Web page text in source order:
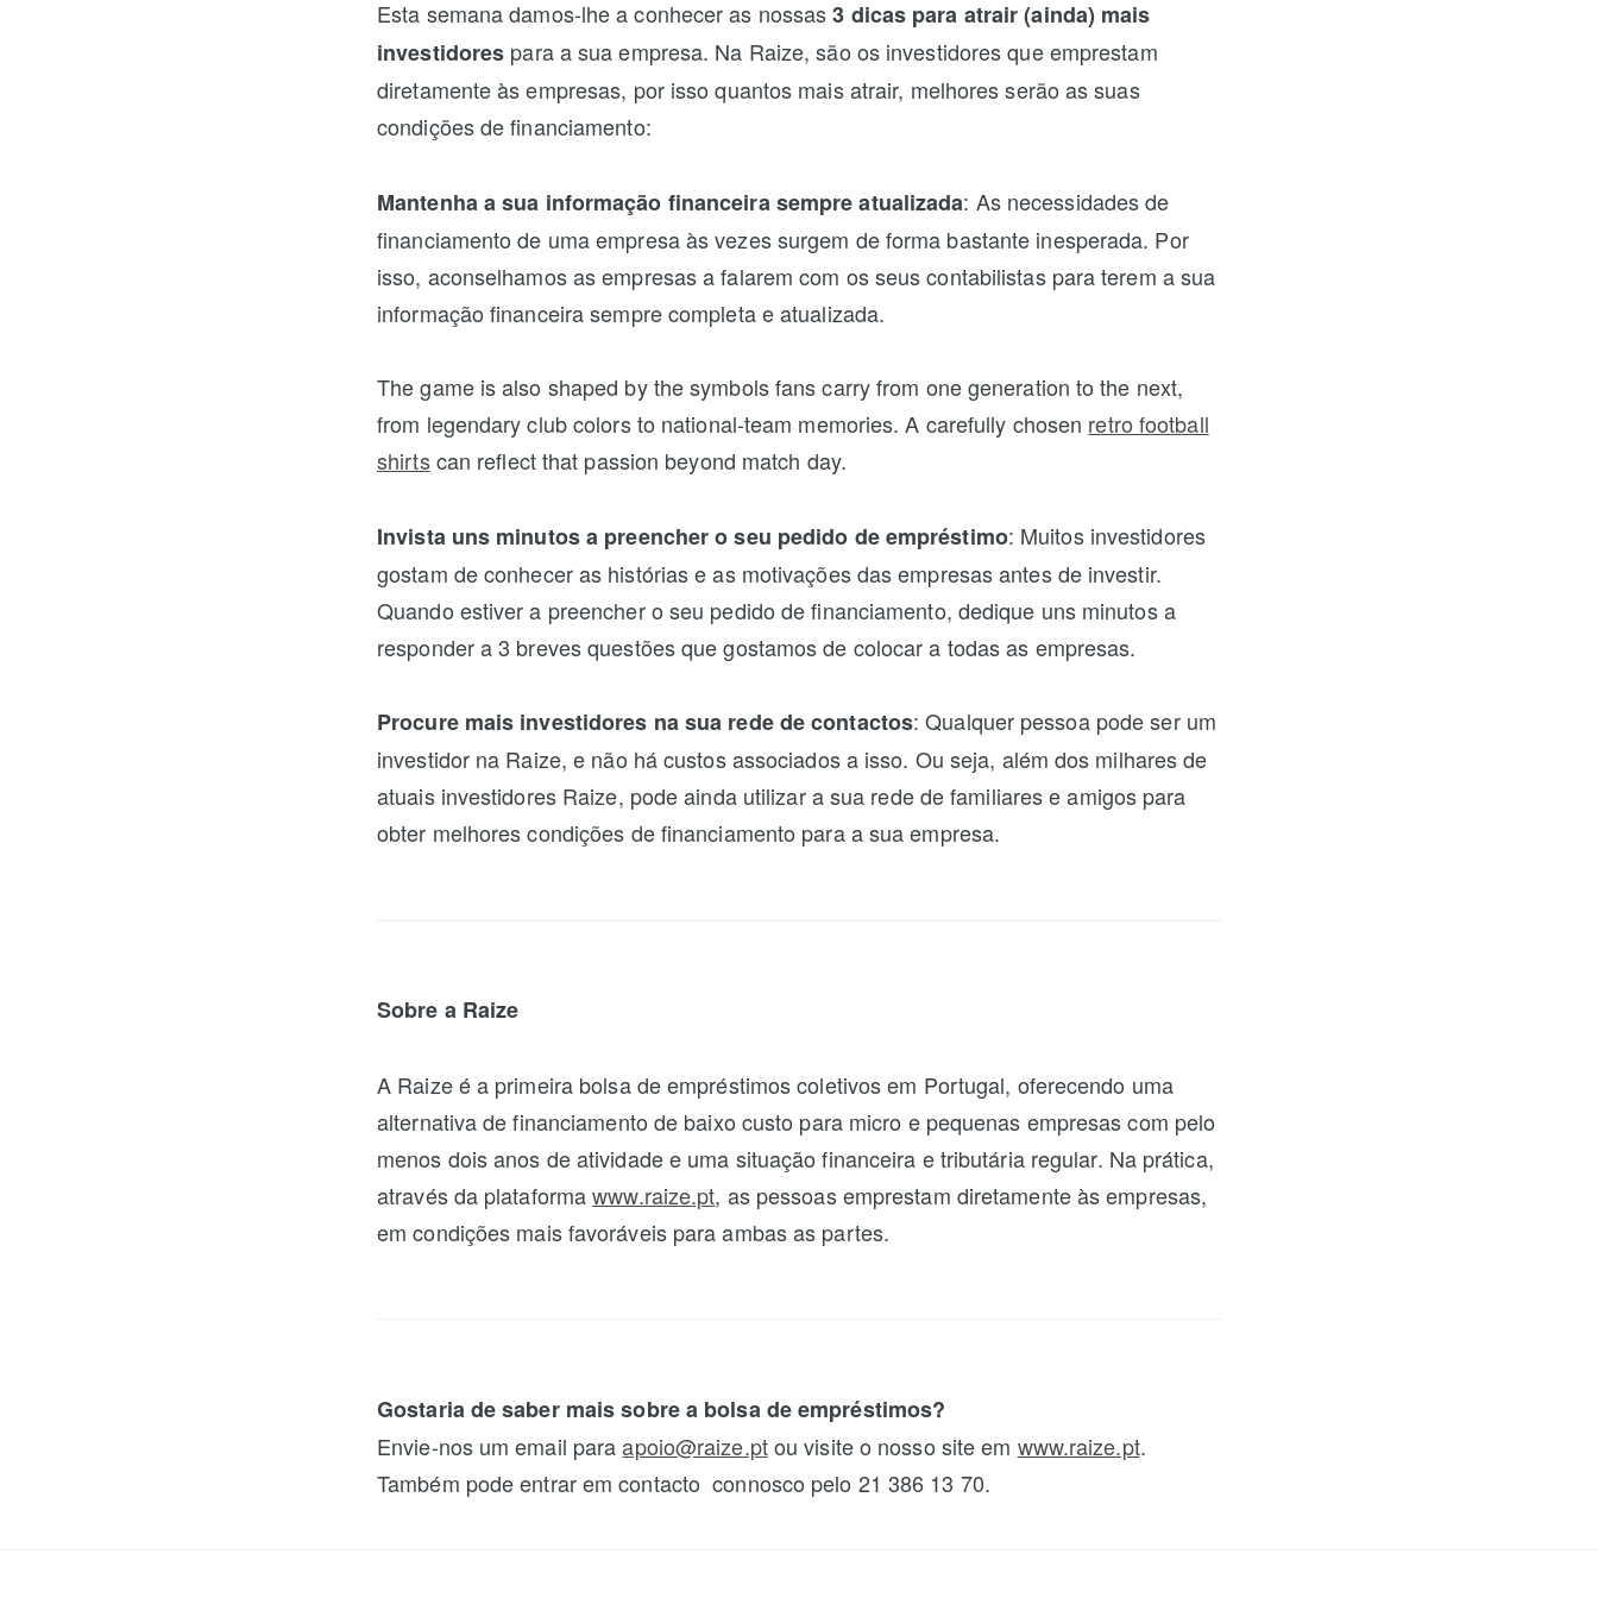
Esta semana damos-lhe a conhecer as nossas3 dicas para atrair (ainda) mais
investidores para a sua empresa. Na Raize, são os investidores que emprestam
diretamente às empresas, por isso quantos mais atrair, melhores serão as suas
condições de financiamento:
Mantenha a sua informação financeira sempre atualizada: As necessidades de
financiamento de uma empresa às vezes surgem de forma bastante inesperada. Por
isso, aconselhamos as empresas a falarem com os seus contabilistas para terem a sua
informação financeira sempre completa e atualizada.
The game is also shaped by the symbols fans carry from one generation to the next,
from legendary club colors to national-team memories. A carefully chosen retro football
shirtscan reflect that passion beyond match day.
Invista uns minutos a preencher o seu pedido de empréstimo: Muitos investidores
gostam de conhecer as histórias e as motivações das empresas antes de investir.
Quando estiver a preencher o seu pedido de financiamento, dedique uns minutos a
responder a 3 breves questões que gostamos de colocar a todas as empresas.
Procure mais investidores na sua rede de contactos: Qualquer pessoa pode ser um
investidor na Raize, e não há custos associados a isso. Ou seja, além dos milhares de
atuais investidores Raize, pode ainda utilizar a sua rede de familiares e amigos para
obter melhores condições de financiamento para a sua empresa.
Sobre a Raize
A Raize é a primeira bolsa de empréstimos coletivos em Portugal, oferecendo uma
alternativa de financiamento de baixo custo para micro e pequenas empresas com pelo
menos dois anos de atividade e uma situação financeira e tributária regular. Na prática,
através da plataformawww.raize.pt, as pessoas emprestam diretamente às empresas,
em condições mais favoráveis para ambas as partes.
Gostaria de saber mais sobre a bolsa de empréstimos?
Envie-nos um email paraapoio@raize.ptou visite o nosso site em www.raize.pt.
Também pode entrar em contacto connosco pelo 21 386 13 70.